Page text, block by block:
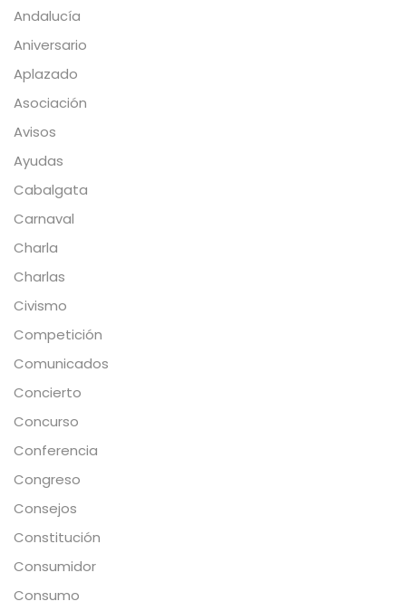
Andalucía
Aniversario
Aplazado
Asociación
Avisos
Ayudas
Cabalgata
Carnaval
Charla
Charlas
Civismo
Competición
Comunicados
Concierto
Concurso
Conferencia
Congreso
Consejos
Constitución
Consumidor
Consumo